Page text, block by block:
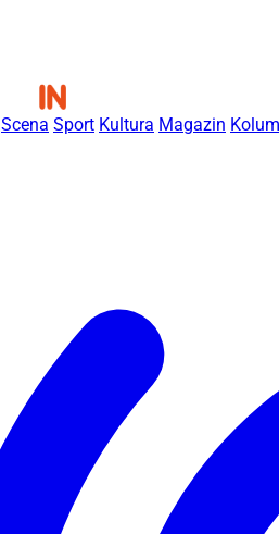
Scena Sport Kultura Magazin